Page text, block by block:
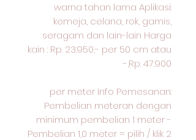
warna tahan lama Aplikasi:
kemeja, celana, rok, gamis,
seragam dan lain-lain Harga
kain : Rp. 23.950,- per 50 cm atau
Rp. 47.900,-
per meter Info Pemesanan:
Pembelian meteran dengan
minimum pembelian 1 meter -
Pembelian 1,0 meter = pilih / klik 2